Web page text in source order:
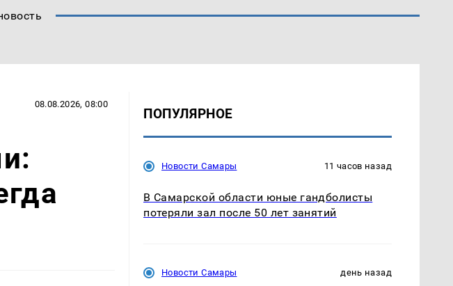
08.08.2026, 08:00
ПОПУЛЯРНОЕ
Новости Самары 11 часов назад
В Самарской области юные гандболисты
потеряли зал после 50 лет занятий
Новости Самары день назад